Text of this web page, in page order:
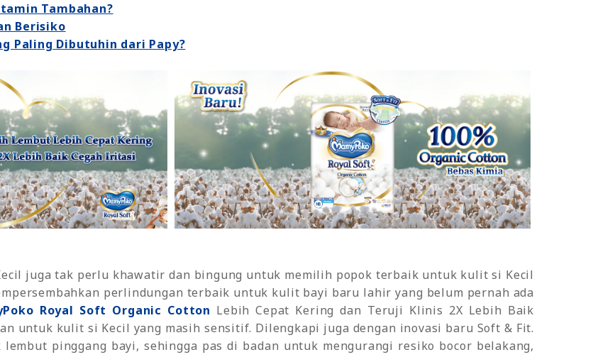
Tambahan?
Berisiko
Paling Dibutuhin dari Papy?
juga tak perlu khawatir dan bingung untuk memilih popok terbaik untuk kulit si Kecil
perlindungan terbaik untuk kulit bayi baru lahir yang belum pernah ada
Royal Soft Organic Cotton Lebih Cepat Kering dan Teruji Klinis 2X Lebih Baik
untuk kulit si Kecil yang masih sensitif. Dilengkapi juga dengan inovasi baru Soft & Fit.
pinggang bayi, sehingga pas di badan untuk mengurangi resiko bocor belakang,